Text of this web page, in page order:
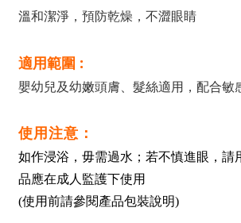
溫和潔淨，預防乾燥，不澀眼睛
適用範圍 :
嬰幼兒及幼嫩頭膚、髮絲適用，配合敏
使用注意：
如作浸浴，毋需過水；若不慎進眼，請
品應在成人監護下使用
(使用前請參閱產品包裝說明)